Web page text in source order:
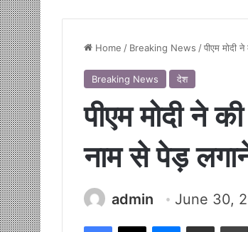
Home / Breaking News /पीएम मोदी
Breaking News देश
पीएम मोदी ने
नाम से पेड़
admin June 30,
Facebook
X Messenger
Share via Email